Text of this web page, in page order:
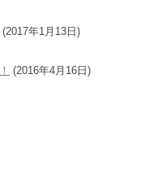
(2017年1月13日)
(2016年4月16日)